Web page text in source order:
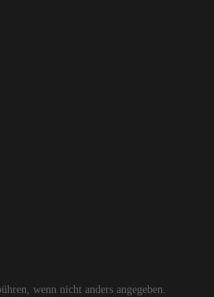
wenn nicht anders angegeben.